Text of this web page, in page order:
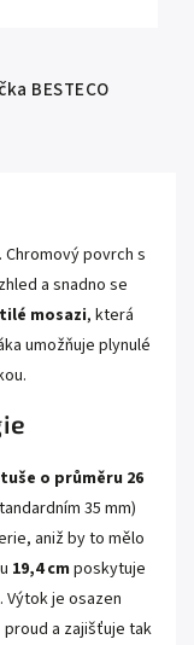
BESTECO
povrch s
a snadno se
mosazi, která
umožňuje plynulé
o průměru 26
35 mm)
aniž by to mělo
19,4 cm poskytuje
je osazen
a zajišťuje tak